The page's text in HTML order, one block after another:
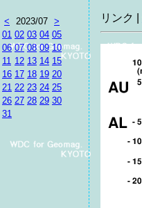
< 2023/07 >
01 02 03 04 05
06 07 08 09 10
11 12 13 14 15
16 17 18 19 20
21 22 23 24 25
26 27 28 29 30
31
リンク |